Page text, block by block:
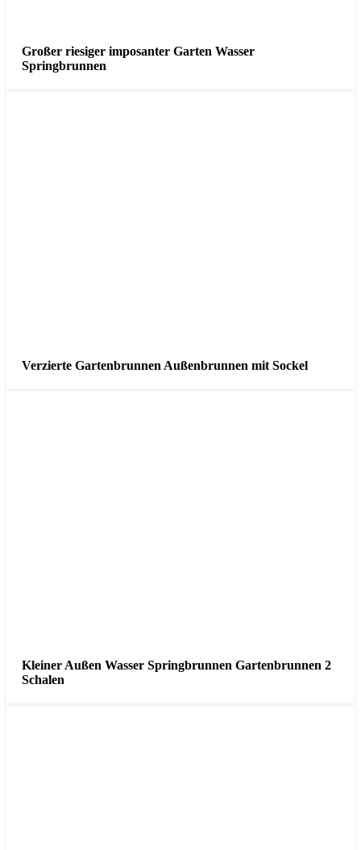
Großer riesiger imposanter Garten Wasser
Springbrunnen
Verzierte Gartenbrunnen Außenbrunnen mit Sockel
Kleiner Außen Wasser Springbrunnen Gartenbrunnen 2
Schalen